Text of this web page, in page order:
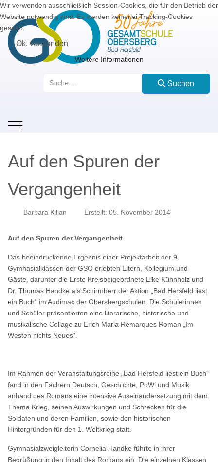
Suchen
Mobile Menu Toggle
Auf den Spuren der
Vergangenheit
Barbara Kilian Erstellt: 05. November 2014
Auf den Spuren der Vergangenheit
Das beeindruckende Ergebnis einer Projektarbeit der 9.
Gymnasialklassen der GSO erlebten Eltern, Kollegium und
Gäste, darunter die Erste Kreisbeigeordnete Elke Kühnholz und
Dr. Thomas Handke als Schirmherr der Aktion „Bad Hersfeld liest
ein Buch“ im Audimax der Obersbergschulen. Die Schülerinnen
und Schüler präsentierten eine literarische, historische und
musikalische Collage zu Erich Maria Remarques Roman „Im
Westen nichts Neues“.
Im Rahmen der Veranstaltungsreihe „Bad Hersfeld liest ein Buch“
fand in den Fächern Deutsch, Geschichte, PoWi und Musik
anhand des Romans eine intensive Auseinandersetzung mit dem
Thema Krieg, seinen Auswirkungen und Schrecken für die
Soldaten und deren Familien, sowie den historischen
Hintergründen für den 1. Weltkrieg statt.
Gymnasialzweigleiterin Cornelia Handke führte in ihrer
Begrüßung in den Inhalt des Romans ein. Die einzelnen Klassen
Wir verwenden ausschließlich Session-Cookies, die für den Betrieb der
Website notwendig sind. Es werden keinerlei Tracking-Cookies
gesetzt.
Ok, verstanden
Weitere Informationen